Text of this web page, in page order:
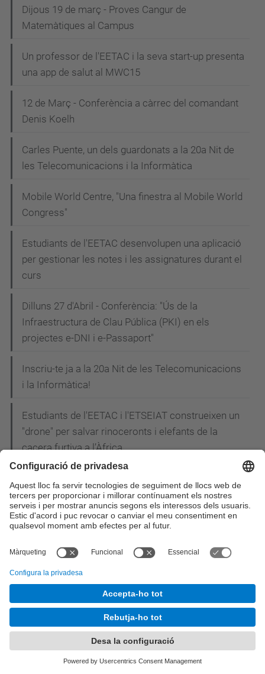
Dijous 19 de març - Proves Cangur de
Matemàtiques al Campus
Un professor de l'EETAC i la seva start-up presenta
una app de salut al MWC15
12 de Març - Conferència a càrrec del comandant
Denis Koelh
Carles Puente, un dels guardonats a la 20a Nit de
les Telecomunicacions i la Informàtica
Mobile World Centre, "Una finestra al Mobile World
Congress"
Estudiants de l'EETAC desenvolupen una aplicació
per gestionar les notes i les assignatures durant el
curs
Dilluns 27 d'Abril - Conferència: "Ús de la
Infraestructura de Clau Pública (PKI) en els
projectes e-DNI i e-Passaport"
Inscriu-te ja a la 20a Nit de les Telecomunicacions
i la Informàtica!
Estudiants de l'EETAC i l'ETSEIAT construeixen un
"drone" per salvar rinoceronts i elefants de la
cacera furtiva a l’Àfrica
enginyers de telecomunicació reivindiquen el
paper de líders en la concepció i el disseny de les
smart cities
Estudiants i professors del Grau en Enginyeria
Telemàtica de l'EETAC visiten TV3
Acte de graduació de la promoció 2013-2014:
Material gràfic disponible
Andrea Jaime Albalat, enginyera aeronàutica de 28
anys, rep el premi Young Space Leader Award